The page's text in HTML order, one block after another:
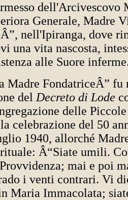
dell'Arcivescovo
Generale, Madre
nell'Ipiranga, dove
una vita nascosta,
alle Suore
Madre FondatriceÂ” fu
del Decreto di Lode
delle
celebrazione del 50
1940, allorché
Â“Siate umili.
mai e poi
i venti contrari. Vi
Maria Immacolata;